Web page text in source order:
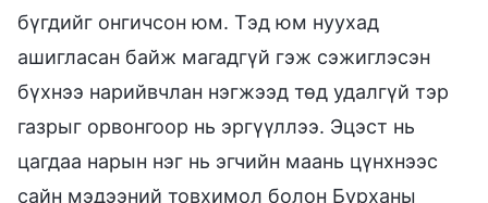
бүгдийг онгичсон юм. Тэд юм нуухад
ашигласан байж магадгүй гэж сэжиглэсэн
бүхнээ нарийвчлан нэгжээд төд удалгүй тэр
газрыг орвонгоор нь эргүүллээ. Эцэст нь
цагдаа нарын нэг нь эгчийн маань цүнхнээс
сайн мэдээний товхимол болон Бурханы